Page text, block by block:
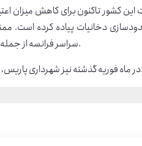
این کشور تاکنون برای کاهش میزان
سراسر فرانسه از جمله در ۵۰۰ مهد کودک پاریس یکی از این محدودیت‌هاست.
در ماه فوریه گذشته نیز شهرداری پاریس، ۱۹ خیابان این شهر را «خیابان بدون ته‌سیگار» اعلام کرد.